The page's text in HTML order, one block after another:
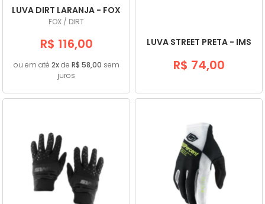
LUVA DIRT LARANJA - FOX
FOX / DIRT
R$ 116,00
ou em até 2xde R$ 58,00 sem
juros
LUVA STREET PRETA - IMS
R$ 74,00